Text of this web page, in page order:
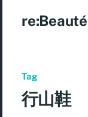
re:Beauté
Tag
行山鞋